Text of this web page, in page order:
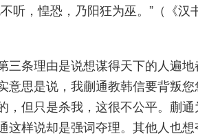
听，惶恐，乃阳狂为巫。”（《汉
三条理由是说想谋得天下的人遍
意思是说，我蒯通教韩信要背叛
，但只是杀我，这很不公平。蒯
这样说却是强词夺理。其他人也